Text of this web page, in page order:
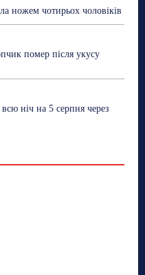
ножем чотирьох чоловіків
помер після укусу
ніч на 5 серпня через